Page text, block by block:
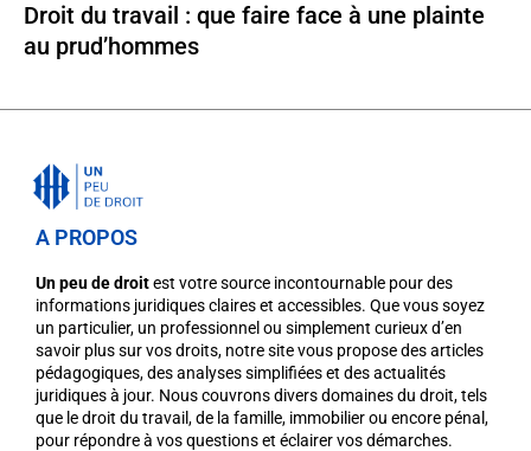
Droit du travail : que faire face à une plainte
au prud’hommes
A PROPOS
Un peu de droitest votre source incontournable pour des
informations juridiques claires et accessibles. Que vous soyez
un particulier, un professionnel ou simplement curieux d’en
savoir plus sur vos droits, notre site vous propose des articles
pédagogiques, des analyses simplifiées et des actualités
juridiques à jour. Nous couvrons divers domaines du droit, tels
que le droit du travail, de la famille, immobilier ou encore pénal,
pour répondre à vos questions et éclairer vos démarches.